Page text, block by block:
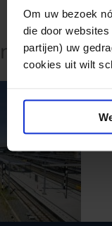
Om uw bezoek
die door
partijen) uw
cookies uit wilt